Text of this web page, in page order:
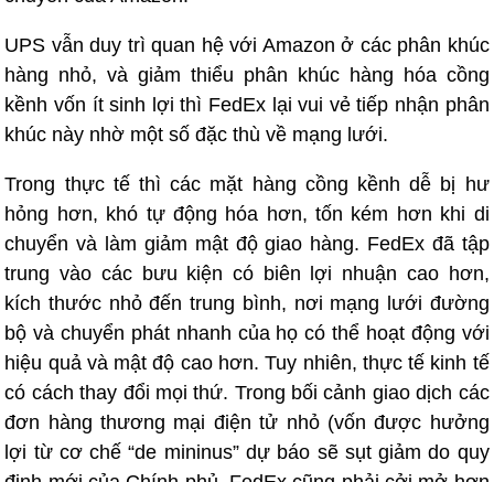
UPS vẫn duy trì quan hệ với Amazon ở các phân khúc
hàng nhỏ, và giảm thiểu phân khúc hàng hóa cồng
kềnh vốn ít sinh lợi thì FedEx lại vui vẻ tiếp nhận phân
khúc này nhờ một số đặc thù về mạng lưới.
Trong thực tế thì các mặt hàng cồng kềnh dễ bị hư
hỏng hơn, khó tự động hóa hơn, tốn kém hơn khi di
chuyển và làm giảm mật độ giao hàng. FedEx đã tập
trung vào các bưu kiện có biên lợi nhuận cao hơn,
kích thước nhỏ đến trung bình, nơi mạng lưới đường
bộ và chuyển phát nhanh của họ có thể hoạt động với
hiệu quả và mật độ cao hơn. Tuy nhiên, thực tế kinh tế
có cách thay đổi mọi thứ. Trong bối cảnh giao dịch các
đơn hàng thương mại điện tử nhỏ (vốn được hưởng
lợi từ cơ chế “de mininus” dự báo sẽ sụt giảm do quy